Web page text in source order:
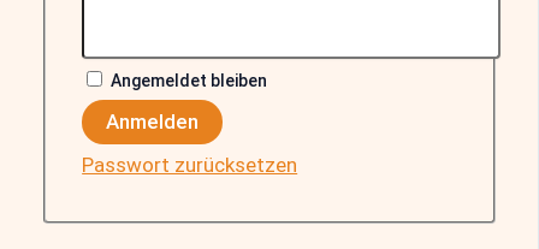
Angemeldet bleiben
Anmelden
Passwort zurücksetzen